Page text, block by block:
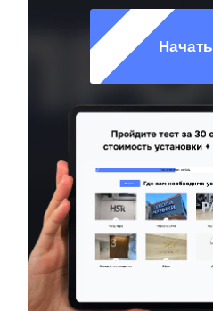
Начать